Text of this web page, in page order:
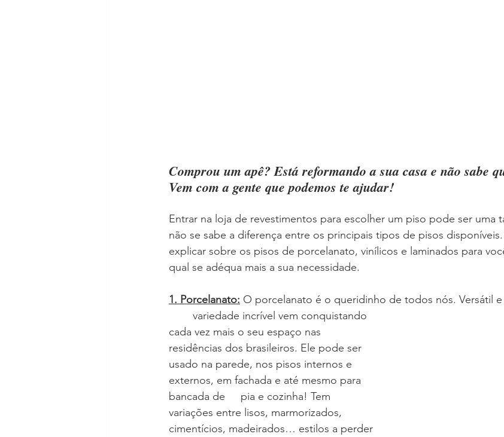
Comprou um apê? Está reformando a sua casa e não sabe
Vem com a gente que podemos te ajudar!
Entrar na loja de revestimentos para escolher um piso pode ser uma
não se sabe a diferença entre os principais tipos de pisos
explicar sobre os pisos de porcelanato, vinílicos e laminados para
qual se adéqua mais a sua necessidade.
1. Porcelanato: O porcelanato é o queridinho de todos nós. Versátil
cada vez mais o seu espaço nas
residências dos brasileiros. Ele pode ser
usado na parede, nos pisos internos e
externos, em fachada e até mesmo para
bancada de 	pia e cozinha! Tem
variações entre lisos, marmorizados,
cimentícios, madeirados… estilos a perder